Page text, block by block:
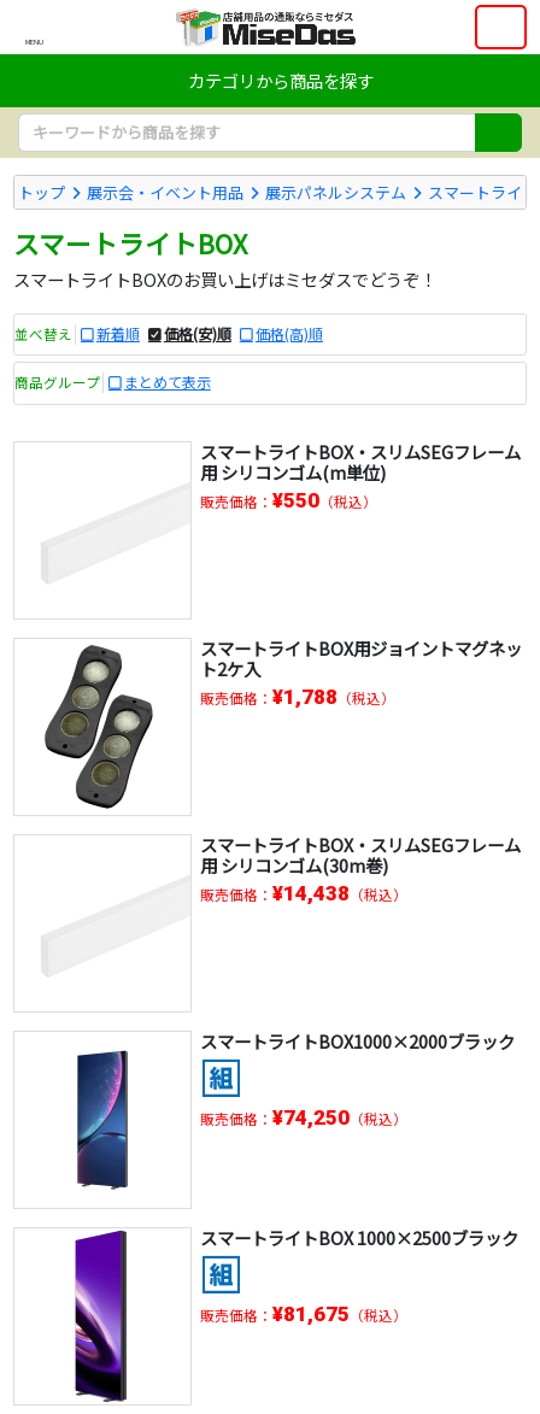
MENU
カテゴリから商品を探す
トップ 展示会・イベント用品 展示パネルシステム スマートライ
スマートライトBOX
スマートライトBOXのお買い上げはミセダスでどうぞ！
並べ替え 新着順 価格(安)順 価格(高)順
商品グループ まとめて表示
スマートライトBOX・スリムSEGフレーム
用 シリコンゴム(m単位)
販売価格： ¥550（税込）
スマートライトBOX用ジョイントマグネッ
ト2ケ入
販売価格： ¥1,788 （税込）
スマートライトBOX・スリムSEGフレーム
用 シリコンゴム(30m巻)
販売価格： ¥14,438 （税込）
スマートライトBOX1000×2000ブラック
販売価格： ¥74,250（税込）
スマートライトBOX 1000×2500ブラック
販売価格： ¥81,675 （税込）